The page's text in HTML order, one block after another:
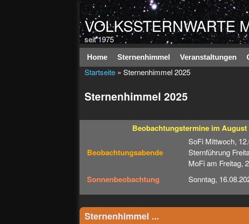
VOLKSSTERNWARTE
seit 1975
Hauptmenü
Home Sternenhimmel Veranstaltungen
Startseite » Sternenhimmel 2025
Sternenhimmel 2025
Beobachtungstermine im August
Beobachtungsabende
SoFi Mittwoch,
Sternführung
MoFi am Freitag,
Sonnenbeobachtung Sonntag,
Sternenhimmel ...